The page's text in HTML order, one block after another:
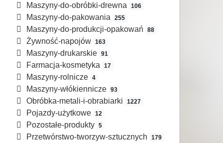
Maszyny-do-obróbki-drewna 106
Maszyny-do-pakowania 255
Maszyny-do-produkcji-opakowań 88
Żywność-napojów 163
Maszyny-drukarskie 91
Farmacja-kosmetyka 17
Maszyny-rolnicze 4
Maszyny-włókiennicze 93
Obróbka-metali-i-obrabiarki 1227
Pojazdy-użytkowe 12
Pozostałe-produkty 5
Przetwórstwo-tworzyw-sztucznych 179